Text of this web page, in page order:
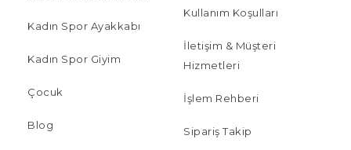
Kadın Spor Ayakkabı
Kadın Spor Giyim
Çocuk
Blog
Kullanım Koşulları
İletişim & Müşteri
Hizmetleri
İşlem Rehberi
Sipariş Takip